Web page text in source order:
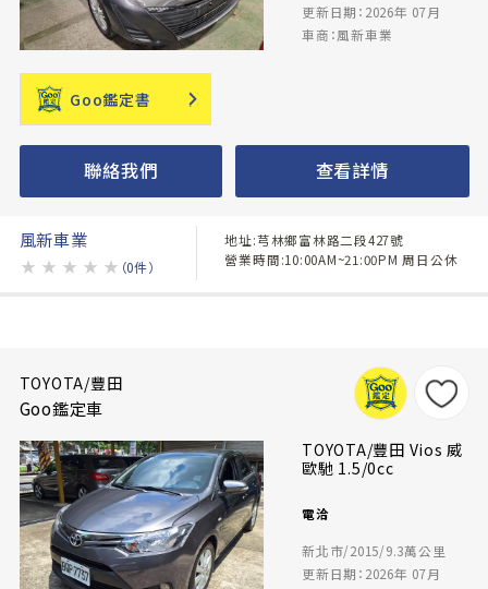
更新日期：2026年 07月
車商：風新車業
Goo鑑定書
聯絡我們 查看詳情
風新車業
★ ★ ★ ★ ★ （0件）
地址:芎林鄉富林路二段427號
營業時間:10:00AM~21:00PM 周日公休
TOYOTA/豐田
Goo鑑定車
TOYOTA/豐田 Vios 威
歐馳 1.5/0cc
電洽
新北市/2015/9.3萬公里
更新日期：2026年 07月